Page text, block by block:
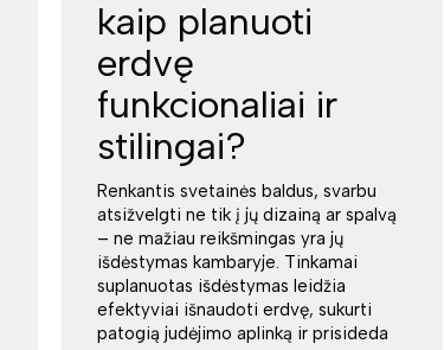
kaip planuoti
erdvę
funkcionaliai ir
stilingai?
Renkantis svetainės baldus, svarbu
atsižvelgti ne tik į jų dizainą ar spalvą
– ne mažiau reikšmingas yra jų
išdėstymas kambaryje. Tinkamai
suplanuotas išdėstymas leidžia
efektyviai išnaudoti erdvę, sukurti
patogią judėjimo aplinką ir prisideda